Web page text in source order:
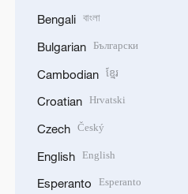
Bengali বাংলা
Bulgarian Български
Cambodian ខ្មែរ
Croatian Hrvatski
Czech Český
English English
Esperanto Esperanto